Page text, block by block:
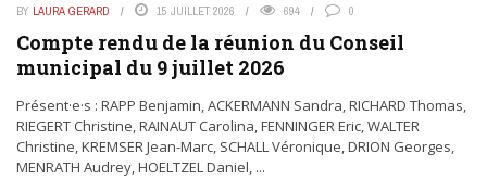
BY LAURA GERARD 15 JUILLET 2026 694 0
Compte rendu de la réunion du Conseil
municipal du 9 juillet 2026
Présent·e·s : RAPP Benjamin, ACKERMANN Sandra, RICHARD Thomas,
RIEGERT Christine, RAINAUT Carolina, FENNINGER Eric, WALTER
Christine, KREMSER Jean-Marc, SCHALL Véronique, DRION Georges,
MENRATH Audrey, HOELTZEL Daniel, ...